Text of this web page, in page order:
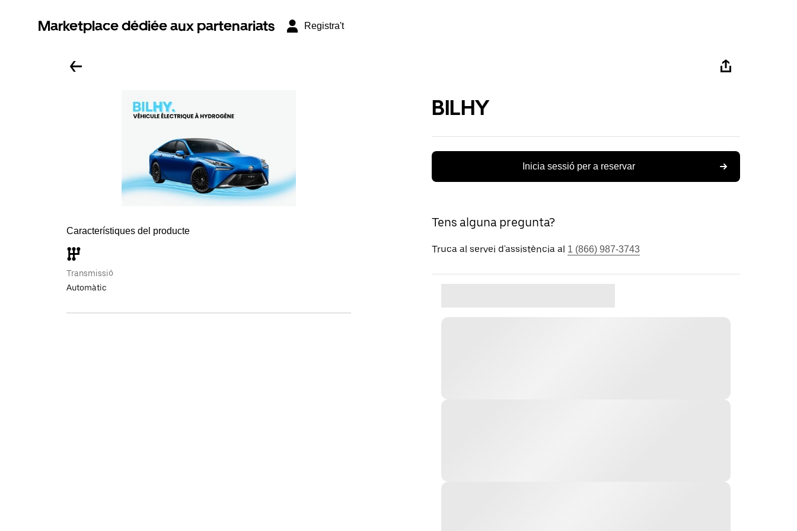
Marketplace dédiée aux partenariats Registra't
Característiques del producte
Transmissió
Automàtic
BILHY
Inicia sessió per a reservar
Tens alguna pregunta?
Truca al servei d'assistència al 1 (866) 987-3743